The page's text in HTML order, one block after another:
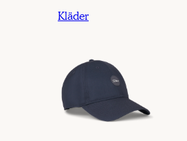
Kläder